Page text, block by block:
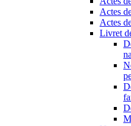
Actes
Actes
Livret